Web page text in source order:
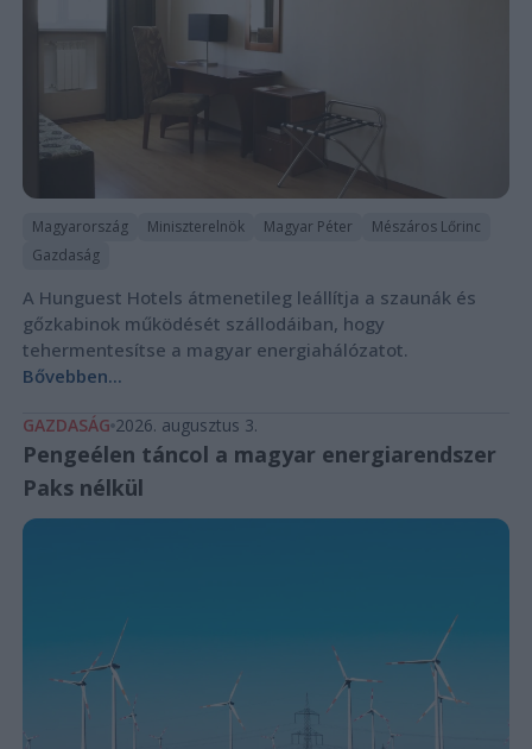
Magyarország Miniszterelnök Magyar Péter
Mészáros Lőrinc
Gazdaság
A Hunguest Hotels átmenetileg leállítja a szaunák és
gőzkabinok működését szállodáiban, hogy
tehermentesítse a magyar energiahálózatot.
Bővebben...
GAZDASÁG 2026. augusztus 3.
Pengeélen táncol a magyar energiarendszer
Paks nélkül